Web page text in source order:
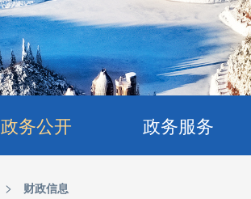
政务公开 政务服务
> 财政信息